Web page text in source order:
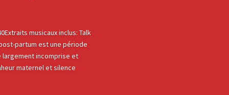
musicaux inclus: Talk
partum est une période
incomprise et
maternel et silence